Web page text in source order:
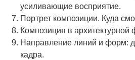
усиливающие восприятие.
Портрет композиции. Куда
Композиция в
Направление линий и форм:
кадра.